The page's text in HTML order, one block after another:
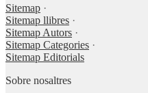
Sitemap ·
Sitemap llibres ·
Sitemap Autors ·
Sitemap Categories ·
Sitemap Editorials
Sobre nosaltres